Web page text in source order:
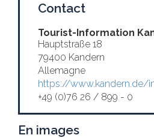
Contact
Tourist-Information
Hauptstraße 18
79400 Kandern
Allemagne
https://www.kandern.de/
+49 (0)76 26 / 899 - 0
En images